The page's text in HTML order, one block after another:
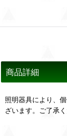
商品詳細
照明器具により、
ざいます。ご了承く